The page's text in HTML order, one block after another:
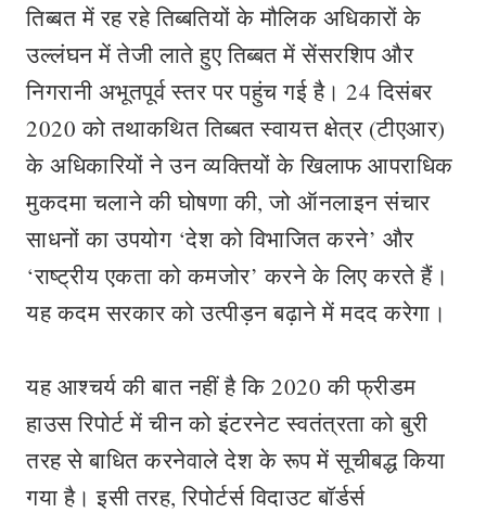
तिब्बत में रह रहे तिब्बतियों के मौलिक अधिकारों के
उल्लंघन में तेजी लाते हुए तिब्बत में सेंसरशिप और
निगरानी अभूतपूर्व स्तर पर पहुंच गई है। 24 दिसंबर
2020 को तथाकथित तिब्बत स्वायत्त क्षेत्र (टीएआर)
के अधिकारियों ने उन व्यक्तियों के खिलाफ आपराधिक
मुकदमा चलाने की घोषणा की, जो ऑनलाइन संचार
साधनों का उपयोग ‘देश को विभाजित करने’ और
‘राष्ट्रीय एकता को कमजोर’ करने के लिए करते हैं।
यह कदम सरकार को उत्पीड़न बढ़ाने में मदद करेगा।
यह आश्चर्य की बात नहीं है कि 2020 की फ्रीडम
हाउस रिपोर्ट में चीन को इंटरनेट स्वतंत्रता को बुरी
तरह से बाधित करनेवाले देश के रूप में सूचीबद्ध किया
गया है। इसी तरह, रिपोर्टर्स विदाउट बॉर्डर्स